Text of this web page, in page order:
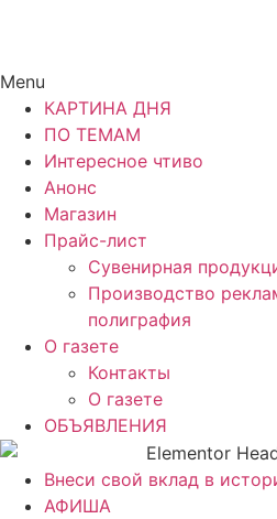
Menu
КАРТИНА ДНЯ
ПО ТЕМАМ
Интересное чтиво
Анонс
Магазин
Прайс-лист
Сувенирная
Производство
полиграфия
О газете
Контакты
О газете
ОБЪЯВЛЕНИЯ
Внеси свой вклад в
АФИША